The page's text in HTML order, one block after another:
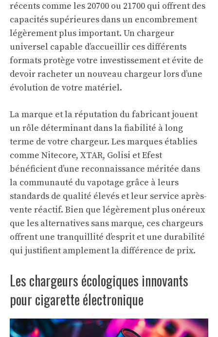
récents comme les 20700 ou 21700 qui offrent des
capacités supérieures dans un encombrement
légèrement plus important. Un chargeur
universel capable d’accueillir ces différents
formats protège votre investissement et évite de
devoir racheter un nouveau chargeur lors d’une
évolution de votre matériel.
La marque et la réputation du fabricant jouent
un rôle déterminant dans la fiabilité à long
terme de votre chargeur. Les marques établies
comme Nitecore, XTAR, Golisi et Efest
bénéficient d’une reconnaissance méritée dans
la communauté du vapotage grâce à leurs
standards de qualité élevés et leur service après-
vente réactif. Bien que légèrement plus onéreux
que les alternatives sans marque, ces chargeurs
offrent une tranquillité d’esprit et une durabilité
qui justifient amplement la différence de prix.
Les chargeurs écologiques innovants
pour cigarette électronique